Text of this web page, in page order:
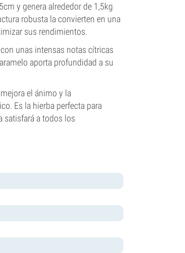
y genera alrededor de 1,5kg
robusta la convierten en una
sus rendimientos.
unas intensas notas cítricas
aporta profundidad a su
el ánimo y la
Es la hierba perfecta para
satisfará a todos los